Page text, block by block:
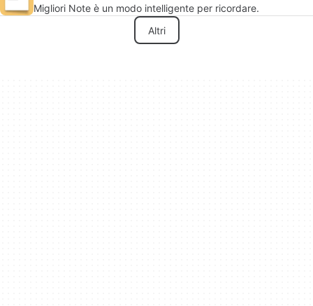
Migliori Note è un modo intelligente per ricordare.
Altri